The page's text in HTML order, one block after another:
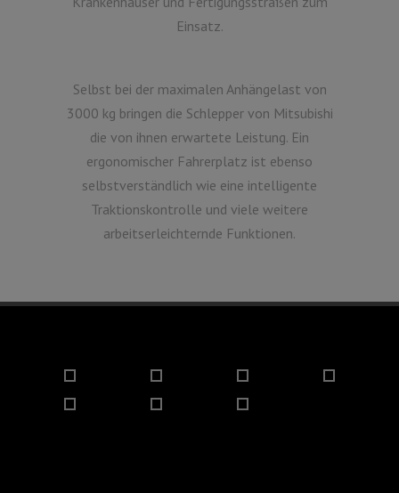
Einsatz.
Selbst bei der maximalen Anhängelast von
3000 kg bringen die Schlepper von Mitsubishi
die von ihnen erwartete Leistung. Ein
ergonomischer Fahrerplatz ist ebenso
selbstverständlich wie eine intelligente
Traktionskontrolle und viele weitere
arbeitserleichternde Funktionen.